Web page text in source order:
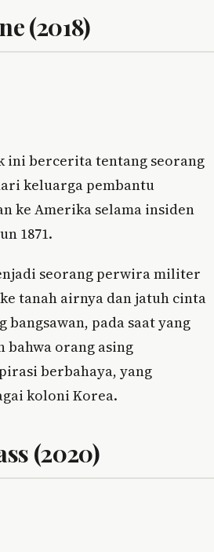
(2018)
ini bercerita tentang seorang
keluarga pembantu
ke Amerika selama insiden
1871.
seorang perwira militer
tanah airnya dan jatuh cinta
pada saat yang
bahwa orang asing
berbahaya, yang
koloni Korea.
(2020)